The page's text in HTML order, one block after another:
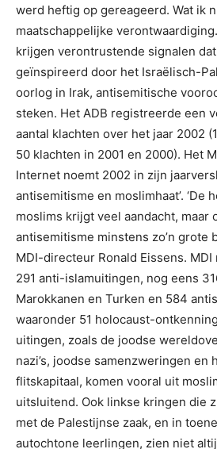
werd heftig op gereageerd. Wat ik
maatschappelijke
krijgen verontrustende signalen
geïnspireerd door het Israëlisch-
oorlog in Irak, antisemitische
steken. Het ADB registreerde een
aantal klachten over het jaar 2002
50 klachten in 2001 en 2000). Het
Internet noemt 2002 in zijn
antisemitisme en moslimhaat’. ‘De
moslims krijgt veel aandacht, maar
antisemitisme minstens zo’n grote
MDI-directeur Ronald Eissens.
291 anti-islamuitingen, nog eens
Marokkanen en Turken en 584
waaronder 51 holocaust-
uitingen, zoals de joodse
nazi’s, joodse samenzweringen en
flitskapitaal, komen vooral uit
uitsluitend. Ook linkse kringen die
met de Palestijnse zaak, en in
autochtone leerlingen, zien niet